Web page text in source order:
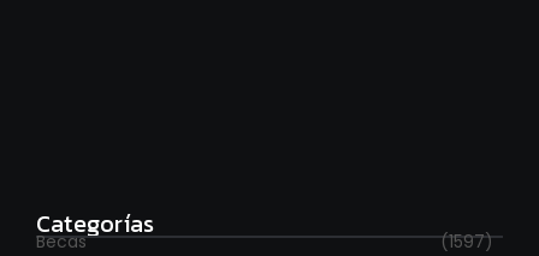
Categorías
Becas
(1597)